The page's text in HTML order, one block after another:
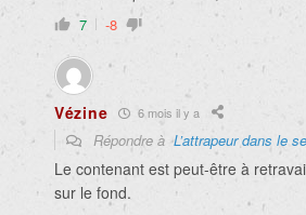
7 -8
Vézine 6 mois il y a
Répondre àL’attrapeur dans le
Le contenant est peut-être à
sur le fond.